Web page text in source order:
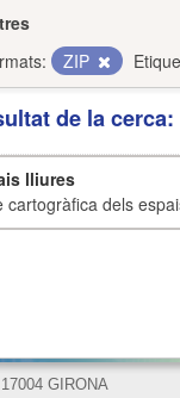
ZIP
de la
lliures
cartogràfica dels
GIRONA